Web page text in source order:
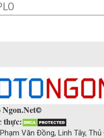
©
thực:
Văn Đồng, Linh Tây, Thủ